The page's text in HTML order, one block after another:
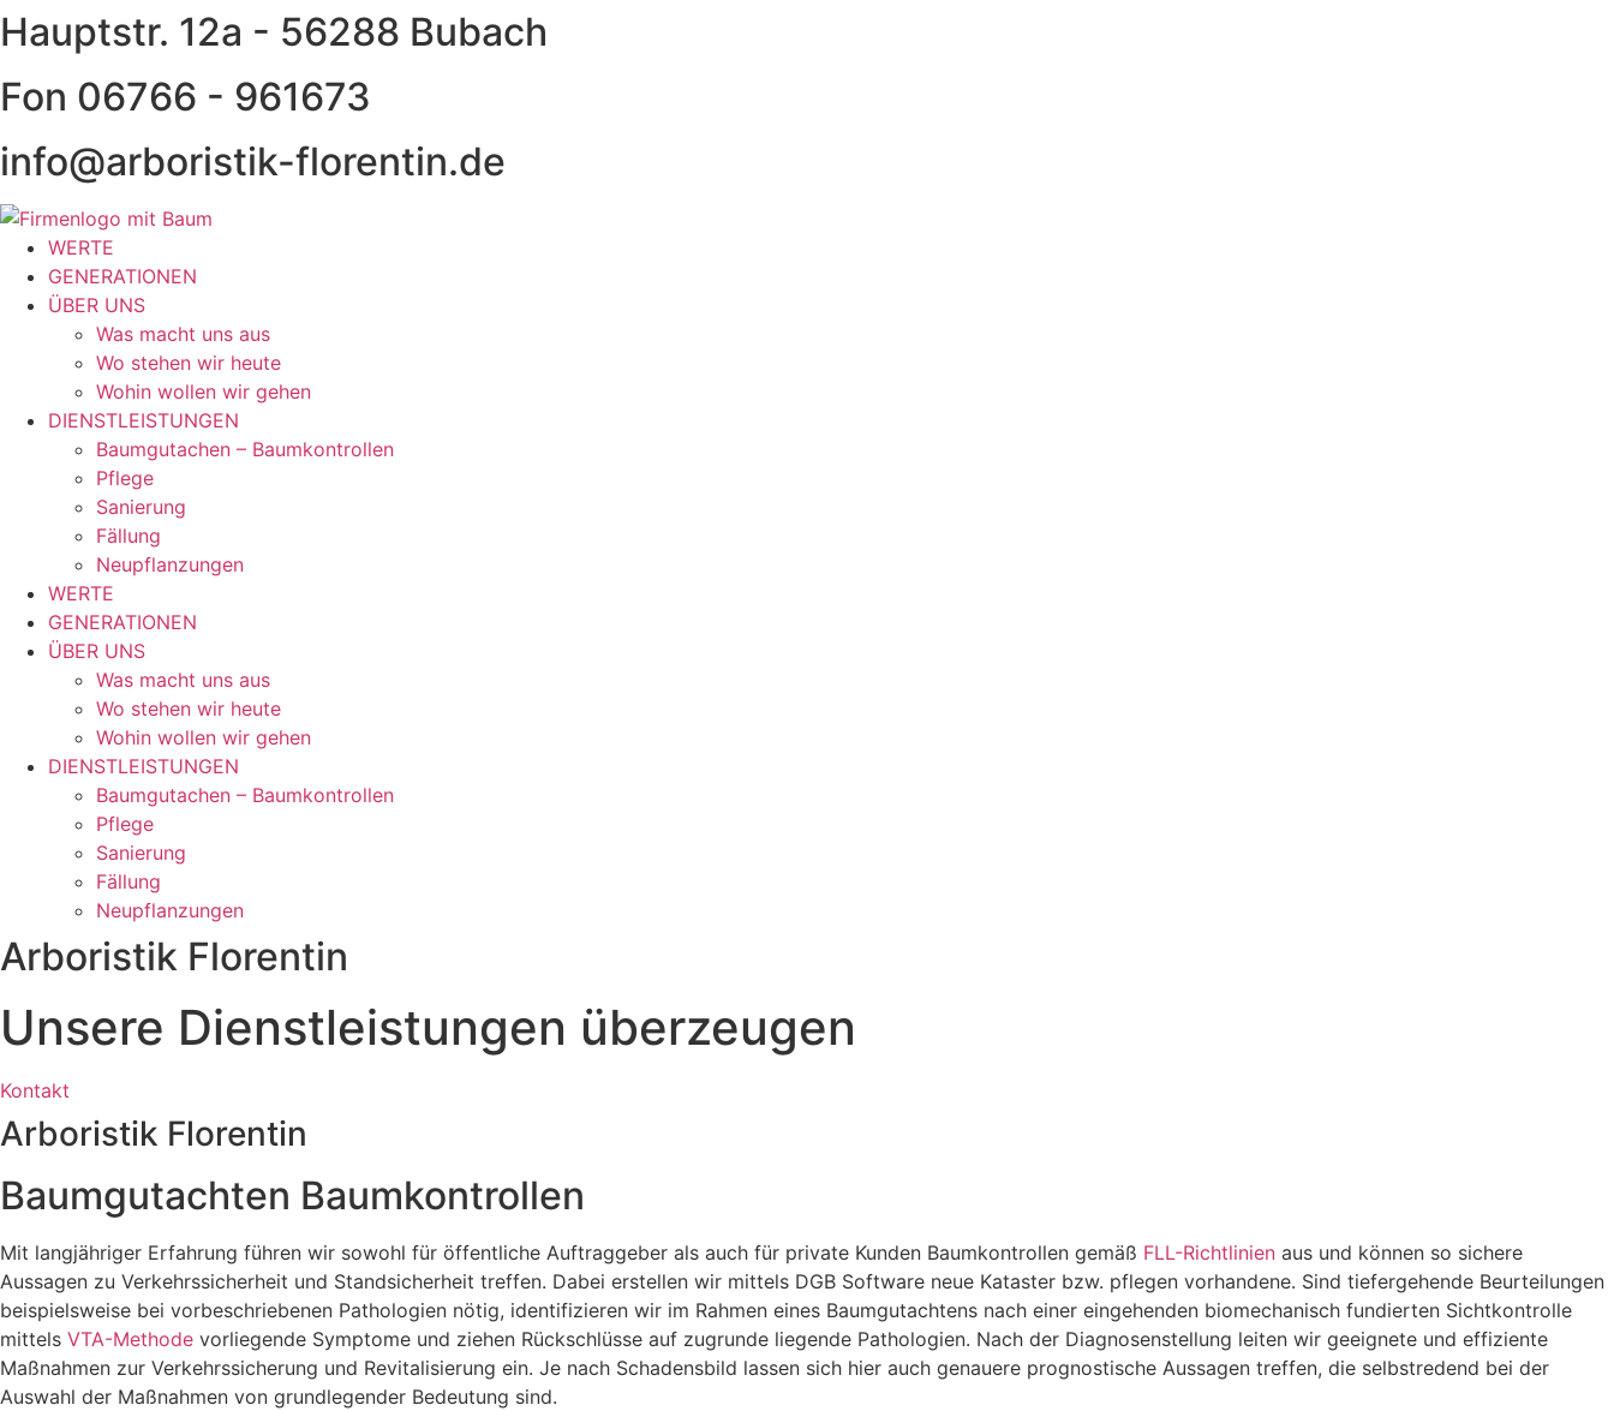
Zum
Inhalt
springen
Hauptstr. 12a - 56288 Bubach
Fon 06766 - 961673
info@arboristik-florentin.de
WERTE
GENERATIONEN
ÜBER UNS
Was macht uns aus
Wo stehen wir heute
Wohin wollen wir gehen
DIENSTLEISTUNGEN
Baumgutachen – Baumkontrollen
Pflege
Sanierung
Fällung
Neupflanzungen
WERTE
GENERATIONEN
ÜBER UNS
Was macht uns aus
Wo stehen wir heute
Wohin wollen wir gehen
DIENSTLEISTUNGEN
Baumgutachen – Baumkontrollen
Pflege
Sanierung
Fällung
Neupflanzungen
Arboristik Florentin
Unsere Dienstleistungen überzeugen
Kontakt
Arboristik Florentin
Baumgutachten Baumkontrollen
Mit langjähriger Erfahrung führen wir sowohl für öffentliche Auftraggeber als auch für private Kunden Baumkontrollen gemäß FLL-Richtlinien aus und können so sichere
Aussagen zu Verkehrssicherheit und Standsicherheit treffen. Dabei erstellen wir mittels DGB Software neue Kataster bzw. pflegen vorhandene. Sind tiefergehende Beurteilungen
beispielsweise bei vorbeschriebenen Pathologien nötig, identifizieren wir im Rahmen eines Baumgutachtens nach einer eingehenden biomechanisch fundierten Sichtkontrolle
mittels VTA-Methode vorliegende Symptome und ziehen Rückschlüsse auf zugrunde liegende Pathologien. Nach der Diagnosenstellung leiten wir geeignete und effiziente
Maßnahmen zur Verkehrssicherung und Revitalisierung ein. Je nach Schadensbild lassen sich hier auch genauere prognostische Aussagen treffen, die selbstredend bei der
Auswahl der Maßnahmen von grundlegender Bedeutung sind.